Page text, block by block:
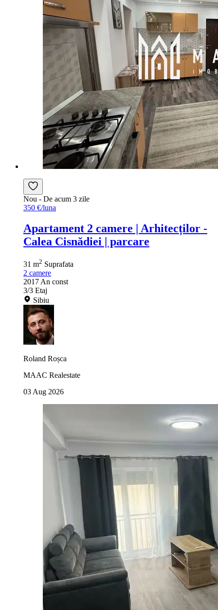
Nou - De acum 3 zile
350 €/luna
Apartament 2 camere | Arhitecților -
Calea Cisnădiei | parcare
31 m2 Suprafata
2 camere
2017 An const
3/3 Etaj
Sibiu
Roland Roșca
MAAC Realestate
03 Aug 2026